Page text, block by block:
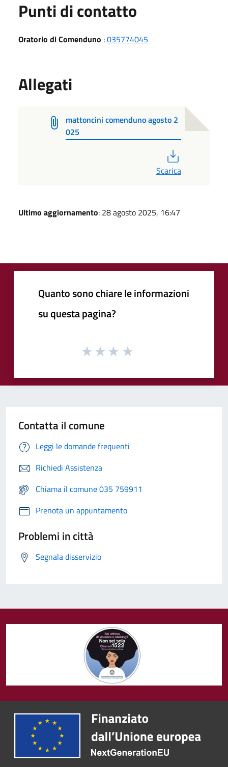
Punti di contatto
Oratorio di Comenduno :035774045
Allegati
mattoncini comenduno agosto 2
025
Scarica
Ultimo aggiornamento: 28 agosto 2025, 16:47
Quanto sono chiare le informazioni
su questa pagina?
Contatta il comune
Leggi le domande frequenti
Richiedi Assistenza
Chiama il comune 035 759911
Prenota un appuntamento
Problemi in città
Segnala disservizio